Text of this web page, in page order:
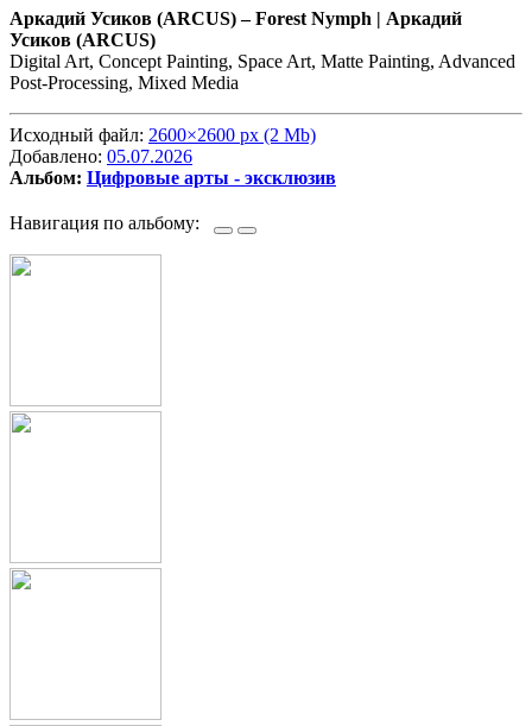
Аркадий Усиков (ARCUS) –Forest Nymph | Аркадий
Усиков (ARCUS)
Digital Art, Concept Painting, Space Art, Matte Painting, Advanced
Post-Processing, Mixed Media
Исходный файл: 2600×2600 px (2 Mb)
Добавлено: 05.07.2026
Альбом: Цифровые арты - эксклюзив
Навигация по альбому: